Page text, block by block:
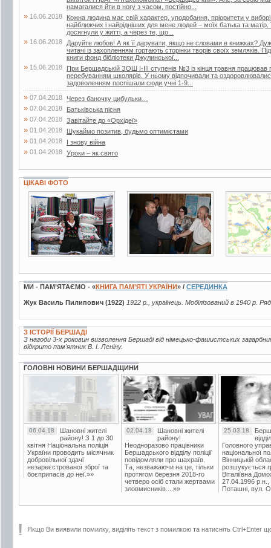
намагалися йти в ногу з часом, постійно...
» 16.06.2018
Кожна людина має свій характер, уподобання, пріоритети у
найближчих і найрідніших для мене людей – моїх батька та
досягнули у житті, а через те, що...
» 16.06.2018
Даруйте любов! А як її дарувати, якщо не словами в книжках?
читачі із захопленням гортають сторінки творів своїх земляків.
книги фонд бібліотеки Джулинської...
» 15.06.2018
При Бершадській ЗОШ І-ІІІ ступенів №3 із кінця травня
перебуванням школярів. У ньому відпочивали та
задоволенням поспішали сюди учні 1-9...
» 07.04.2018 Через баночку цибульки…
» 07.04.2018 Батьківська пісня
» 07.04.2018 Завітайте до «Орхідеї»
» 01.04.2018 Шукаймо позитив, будьмо оптимістами
» 01.04.2018 І знову війна
» 01.04.2018 Уроки – як свято
ЦІКАВІ ФОТО
14 фото 3 фото 3 фото
МИ - ПАМ’ЯТАЄМО - «КНИГА ПАМ’ЯТІ УКРАЇНИ» / СЕРЕДИНКА
Жук Василь Пилипович (1922) 1922 р., українець. Мобілізований в 1940 р.
З ІСТОРІЇ БЕРШАДІ
З нагоди 3-х роковин визволення Бершаді від німецько-фашистських
відкрито пам'ятник В. І. Леніну.
ГОЛОВНІ НОВИНИ БЕРШАДЩИНИ
06.04.18
Шановні жителі
району! З 1 до 30
квітня Національна поліція
України проводить місячник
добровільної здачі
незареєстрованої зброї та
боєприпасів до неї.»»
02.04.18
Шановні жителі
району!
Неодноразово працівники
Бершадського відділу поліції
повідомляли про шахраїв.
Та, незважаючи на це, тільки
протягом березня 2018-го
четверо осіб стали жертвами
зловмисників....»»
25.03.18
Головного
національної
Вінницькій
розшукується
Віталіївна
27.04.1996 р.н.,
Поташні, вул.
Якщо Ви виявили помилку, виділіть текст з помилкою та натисніть Ctrl+Enter